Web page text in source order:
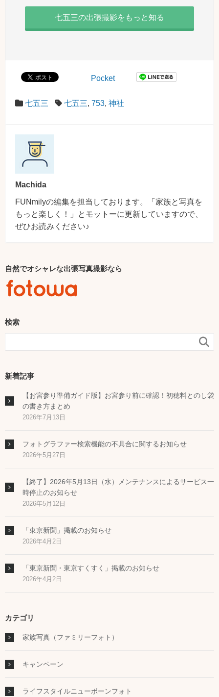
七五三の出張撮影をもっと知る
Pocket
七五三 七五三, 753, 神社
Machida
FUNmilyの編集を担当しております。「家族と写真を
もっと楽しく！」とモットーに更新していますので、
ぜひお読みください♪
自然でオシャレな出張写真撮影なら
検索

新着記事
【お宮参り準備ガイド版】お宮参り前に確認！初穂料とのし袋
の書き方まとめ
2026年7月13日
フォトグラファー検索機能の不具合に関するお知らせ
2026年5月27日
【終了】2026年5月13日（水）メンテナンスによるサービス一
時停止のお知らせ
2026年5月12日
「東京新聞」掲載のお知らせ
2026年4月2日
「東京新聞・東京すくすく」掲載のお知らせ
2026年4月2日
カテゴリ
家族写真（ファミリーフォト）
キャンペーン
ライフスタイルニューボーンフォト